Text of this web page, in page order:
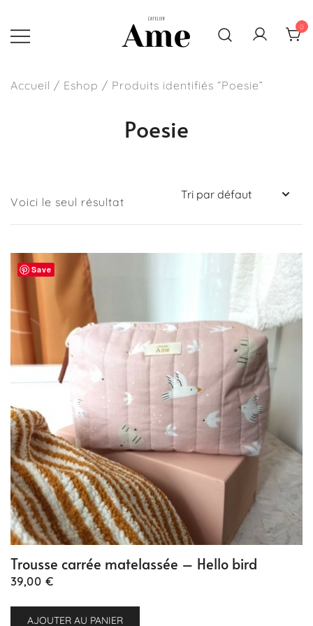
content
faits main en France
0
Accueil / Eshop / Produits identifiés “Poesie”
Poesie
Voici le seul résultat
Save
Trousse carrée matelassée – Hello bird
39,00 €
AJOUTER AU PANIER